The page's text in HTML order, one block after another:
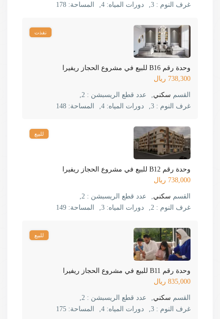
غرف النوم : 3, دورات المياه:4, المساحة:178
نفذت
وحدة رقم B16 للبيع في مشروع الحجاز ريفيرا
738,300 ريال
القسم سكني عدد قطع الريسبشن : 2,
غرف النوم : 3, دورات المياه:4, المساحة:148
للبيع
وحدة رقم B12 للبيع في مشروع الحجاز ريفيرا
738,000 ريال
القسم سكني عدد قطع الريسبشن : 2,
غرف النوم :
دورات المياه:3, المساحة:149
للبيع
وحدة رقم B11 للبيع في مشروع الحجاز ريفيرا
835,000 ريال
القسم سكني عدد قطع الريسبشن : 2,
غرف النوم : 3, دورات المياه:4, المساحة:175